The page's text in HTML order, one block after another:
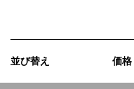
並び替え 価格